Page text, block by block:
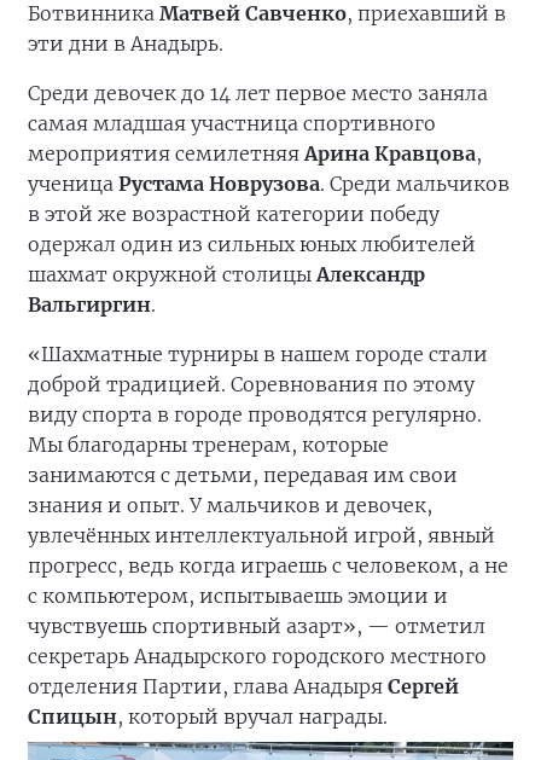
Ботвинника Матвей Савченко, приехавший в
эти дни в Анадырь.
Среди девочек до 14 лет первое место заняла
самая младшая участница спортивного
мероприятия семилетняяАрина Кравцова,
ученица Рустама Новрузова. Среди мальчиков
в этой же возрастной категории победу
одержал один из сильных юных любителей
шахмат окружной столицыАлександр
Вальгиргин.
«Шахматные турниры в нашем городе стали
доброй традицией. Соревнования по этому
виду спорта в городе проводятся регулярно.
Мы благодарны тренерам, которые
занимаются с детьми, передавая им свои
знания и опыт. У мальчиков и девочек,
увлечённых интеллектуальной игрой, явный
прогресс, ведь когда играешь с человеком, а не
с компьютером, испытываешь эмоции и
чувствуешь спортивный азарт», — отметил
секретарь Анадырского городского местного
отделения Партии, глава Анадыря Сергей
Спицын, который вручал награды.